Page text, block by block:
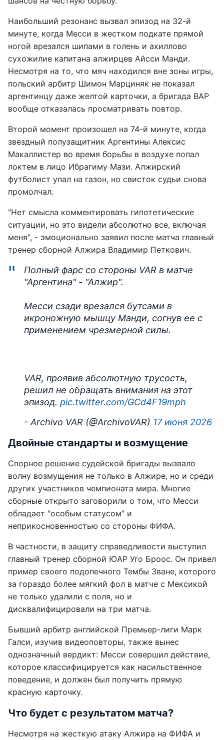
Наибольший резонанс вызвал эпизод на 32-й
минуте, когда Месси в жестком подкате прямой
ногой врезался шипами в голень и ахиллово
сухожилие капитана алжирцев Айсси Манди.
Несмотря на то, что мяч находился вне зоны игры,
польский арбитр Шимон Марциняк не показал
аргентинцу даже желтой карточки, а бригада ВАР
вообще отказалась просматривать повтор.
Второй момент произошел на 74-й минуте, когда
звездный полузащитник Аргентины Алексис
Макаллистер во время борьбы в воздухе попал
локтем в лицо Ибрагиму Мази. Алжирский
футболист упал на газон, но свисток судьи снова
промолчал.
"Нет смысла комментировать гипотетические
ситуации, но это видели абсолютно все, включая
меня", - эмоционально заявил после матча главный
тренер сборной Алжира Владимир Петкович.
Полный фарс со стороны VAR в матче
"Аргентина" - "Алжир".
Месси сзади врезался бутсами в
икроножную мышцу Манди, согнув ее с
применением чрезмерной силы.
VAR, проявив абсолютную трусость,
решил не обращать внимания на этот
эпизод. pic.twitter.com/GCd4F19mph
- Archivo VAR (@ArchivoVAR) 17 июня 2026
Двойные стандарты и возмущение
Спорное решение судейской бригады вызвало
волну возмущения не только в Алжире, но и среди
других участников чемпионата мира. Многие
сборные открыто заговорили о том, что Месси
обладает "особым статусом" и
неприкосновенностью со стороны ФИФА.
В частности, в защиту справедливости выступил
главный тренер сборной ЮАР Уго Броос. Он привел
пример своего подопечного Тембы Зване, которого
за гораздо более мягкий фол в матче с Мексикой
не только удалили с поля, но и
дисквалифицировали на три матча.
Бывший арбитр английской Премьер-лиги Марк
Галси, изучив видеоповторы, также вынес
однозначный вердикт: Месси совершил действие,
которое классифицируется как насильственное
поведение, и должен был получить прямую
красную карточку.
Что будет с результатом матча?
Несмотря на жесткую атаку Алжира на ФИФА и